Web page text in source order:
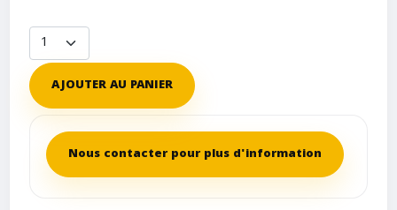
AJOUTER AU PANIER
Nous contacter pour plus d'information